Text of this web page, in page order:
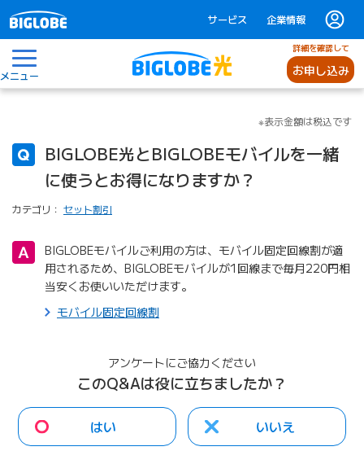
サービス 企業情報
メニュー
詳細を確認して
お申し込み
※表示金額は税込です
BIGLOBE光とBIGLOBEモバイルを一緒
に使うとお得になりますか？
カテゴリ： セット割引
BIGLOBEモバイルご利用の方は、モバイル固定回線割が適
用されるため、BIGLOBEモバイルが1回線まで毎月220円相
当安くお使いいただけます。
モバイル固定回線割
アンケートにご協力ください
このQ&Aは役に立ちましたか？
はい いいえ